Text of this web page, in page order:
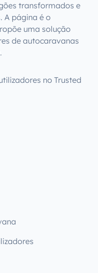
transformados e
A página é o
uma solução
de autocaravanas
no Trusted